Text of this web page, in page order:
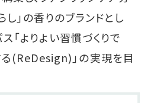
」の香りのブランドとし
「よりよい習慣づくりで
(ReDesign)」の実現を目